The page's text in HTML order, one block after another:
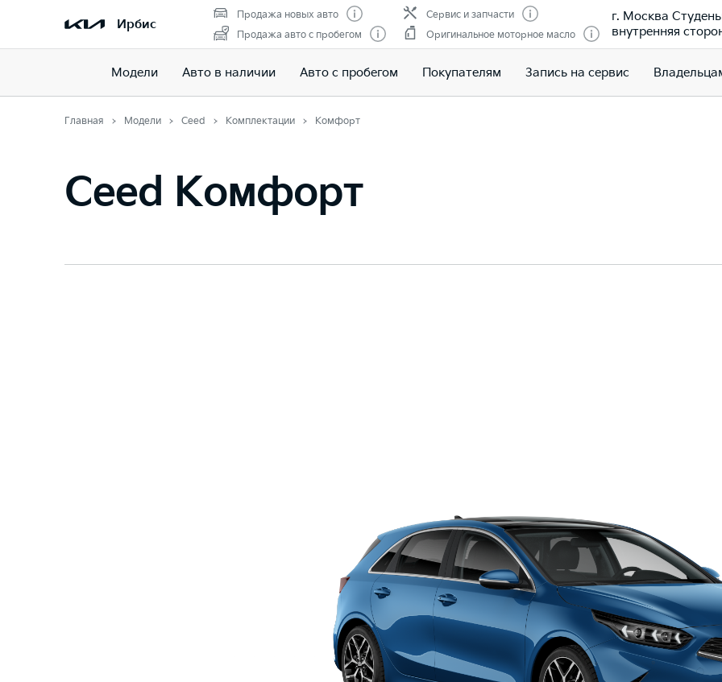
Ирбис
Продажа новых авто
Продажа авто с пробегом
Сервис и запчасти
Оригинальное моторное масло
г. Москва
внутренняя
Модели Авто в наличии Авто с пробегом Покупателям Запись на сервис
Главная Модели Ceed Комплектации Комфорт
Ceed Комфорт